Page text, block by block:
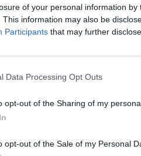
of your personal information by
This information may also be
Participants that may further
Data Processing Opt Outs
opt-out of the Sharing of my
opt-out of the Sale of my Personal
να κάνει εξετάσεις στο
πρώτη φορά ότι αφαίρεσε
το «X Men: Days of Future»,